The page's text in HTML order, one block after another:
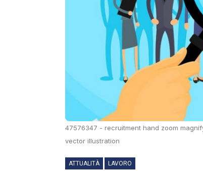
47576347 - recruitment hand zoom
vector illustration
ATTUALITÀ LAVORO